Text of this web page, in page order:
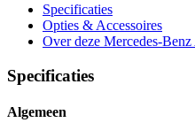
Specificaties
Opties & Accessoires
Over deze Mercedes-
Specificaties
Algemeen